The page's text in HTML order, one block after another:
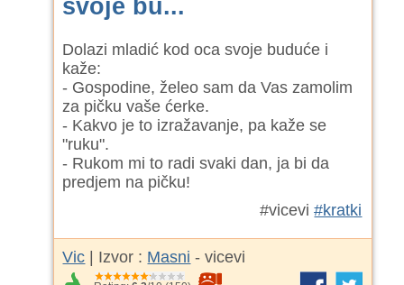
svoje bu...
Dolazi mladić kod oca svoje buduće i
kaže:
- Gospodine, želeo sam da Vas zamolim
za pičku vaše ćerke.
- Kakvo je to izražavanje, pa kaže se
"ruku".
- Rukom mi to radi svaki dan, ja bi da
predjem na pičku!
#vicevi#kratki
Vic | Izvor : Masni - vicevi